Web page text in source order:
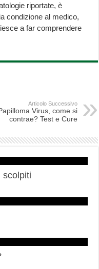
riportate, è
condizione al medico,
a far comprendere
Articolo Successivo
Virus, come si
contrae? Test e Cure
scolpiti